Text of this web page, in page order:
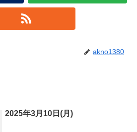
akno1380
2025年3月10日(月)